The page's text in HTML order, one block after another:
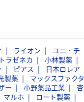
ライオン
ユニ・チ
ラゼネカ
小林製薬
ピアス
日本ロレア
製薬
マックスファクタ
ー 小野薬品工業
杏
マルホ
ロート製薬